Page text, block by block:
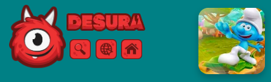
Free Online Games
AramaMenü